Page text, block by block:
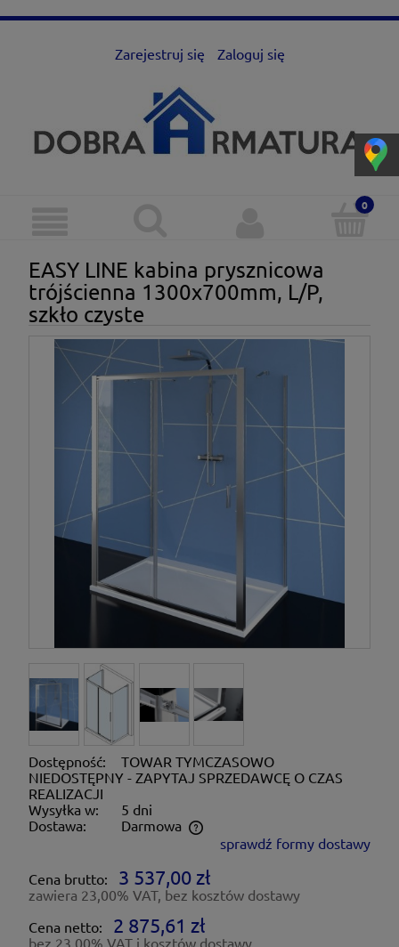
Zarejestruj się Zaloguj się
EASY LINE kabina prysznicowa
trójścienna 1300x700mm, L/P,
szkło czyste
Dostępność:
TOWAR TYMCZASOWO
NIEDOSTĘPNY - ZAPYTAJ SPRZEDAWCĘ O CZAS
REALIZACJI
Wysyłka w:
5 dni
Dostawa:
Darmowa
Cena nie zawiera ewentualnych kosztów płatności
sprawdź formy dostawy
Cena brutto:
3 537,00 zł
zawiera 23,00% VAT, bez kosztów dostawy
Cena netto:
2 875,61 zł
bez 23,00% VAT i kosztów dostawy